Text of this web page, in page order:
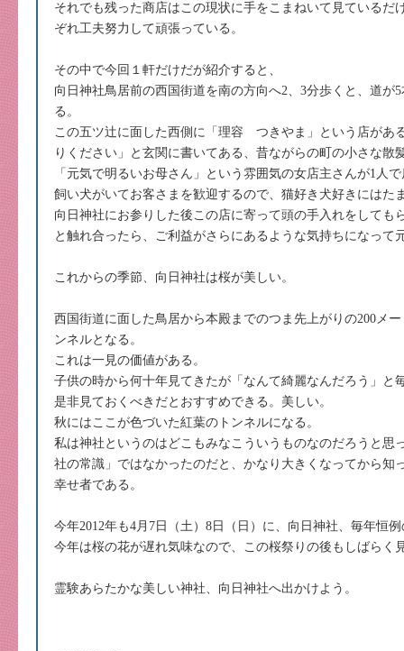
それでも残った商店はこの現状に手をこまねいて見ているだ
ぞれ工夫努力して頑張っている。
その中で今回１軒だけだが紹介すると、
向日神社鳥居前の西国街道を南の方向へ2、3分歩くと、道が
る。
この五ツ辻に面した西側に「理容 つきやま」という店があ
りください」と玄関に書いてある、昔ながらの町の小さな散
「元気で明るいお母さん」という雰囲気の女店主さんが1人
飼い犬がいてお客さまを歓迎するので、猫好き犬好きにはた
向日神社にお参りした後この店に寄って頭の手入れをしても
と触れ合ったら、ご利益がさらにあるような気持ちになって
これからの季節、向日神社は桜が美しい。
西国街道に面した鳥居から本殿までのつま先上がりの200メ
ンネルとなる。
これは一見の価値がある。
子供の時から何十年見てきたが「なんて綺麗なんだろう」と
是非見ておくべきだとおすすめできる。美しい。
秋にはここが色づいた紅葉のトンネルになる。
私は神社というのはどこもみなこういうものなのだろうと思
社の常識」ではなかったのだと、かなり大きくなってから知
幸せ者である。
今年2012年も4月7日（土）8日（日）に、向日神社、毎年恒
今年は桜の花が遅れ気味なので、この桜祭りの後もしばらく
霊験あらたかな美しい神社、向日神社へ出かけよう。